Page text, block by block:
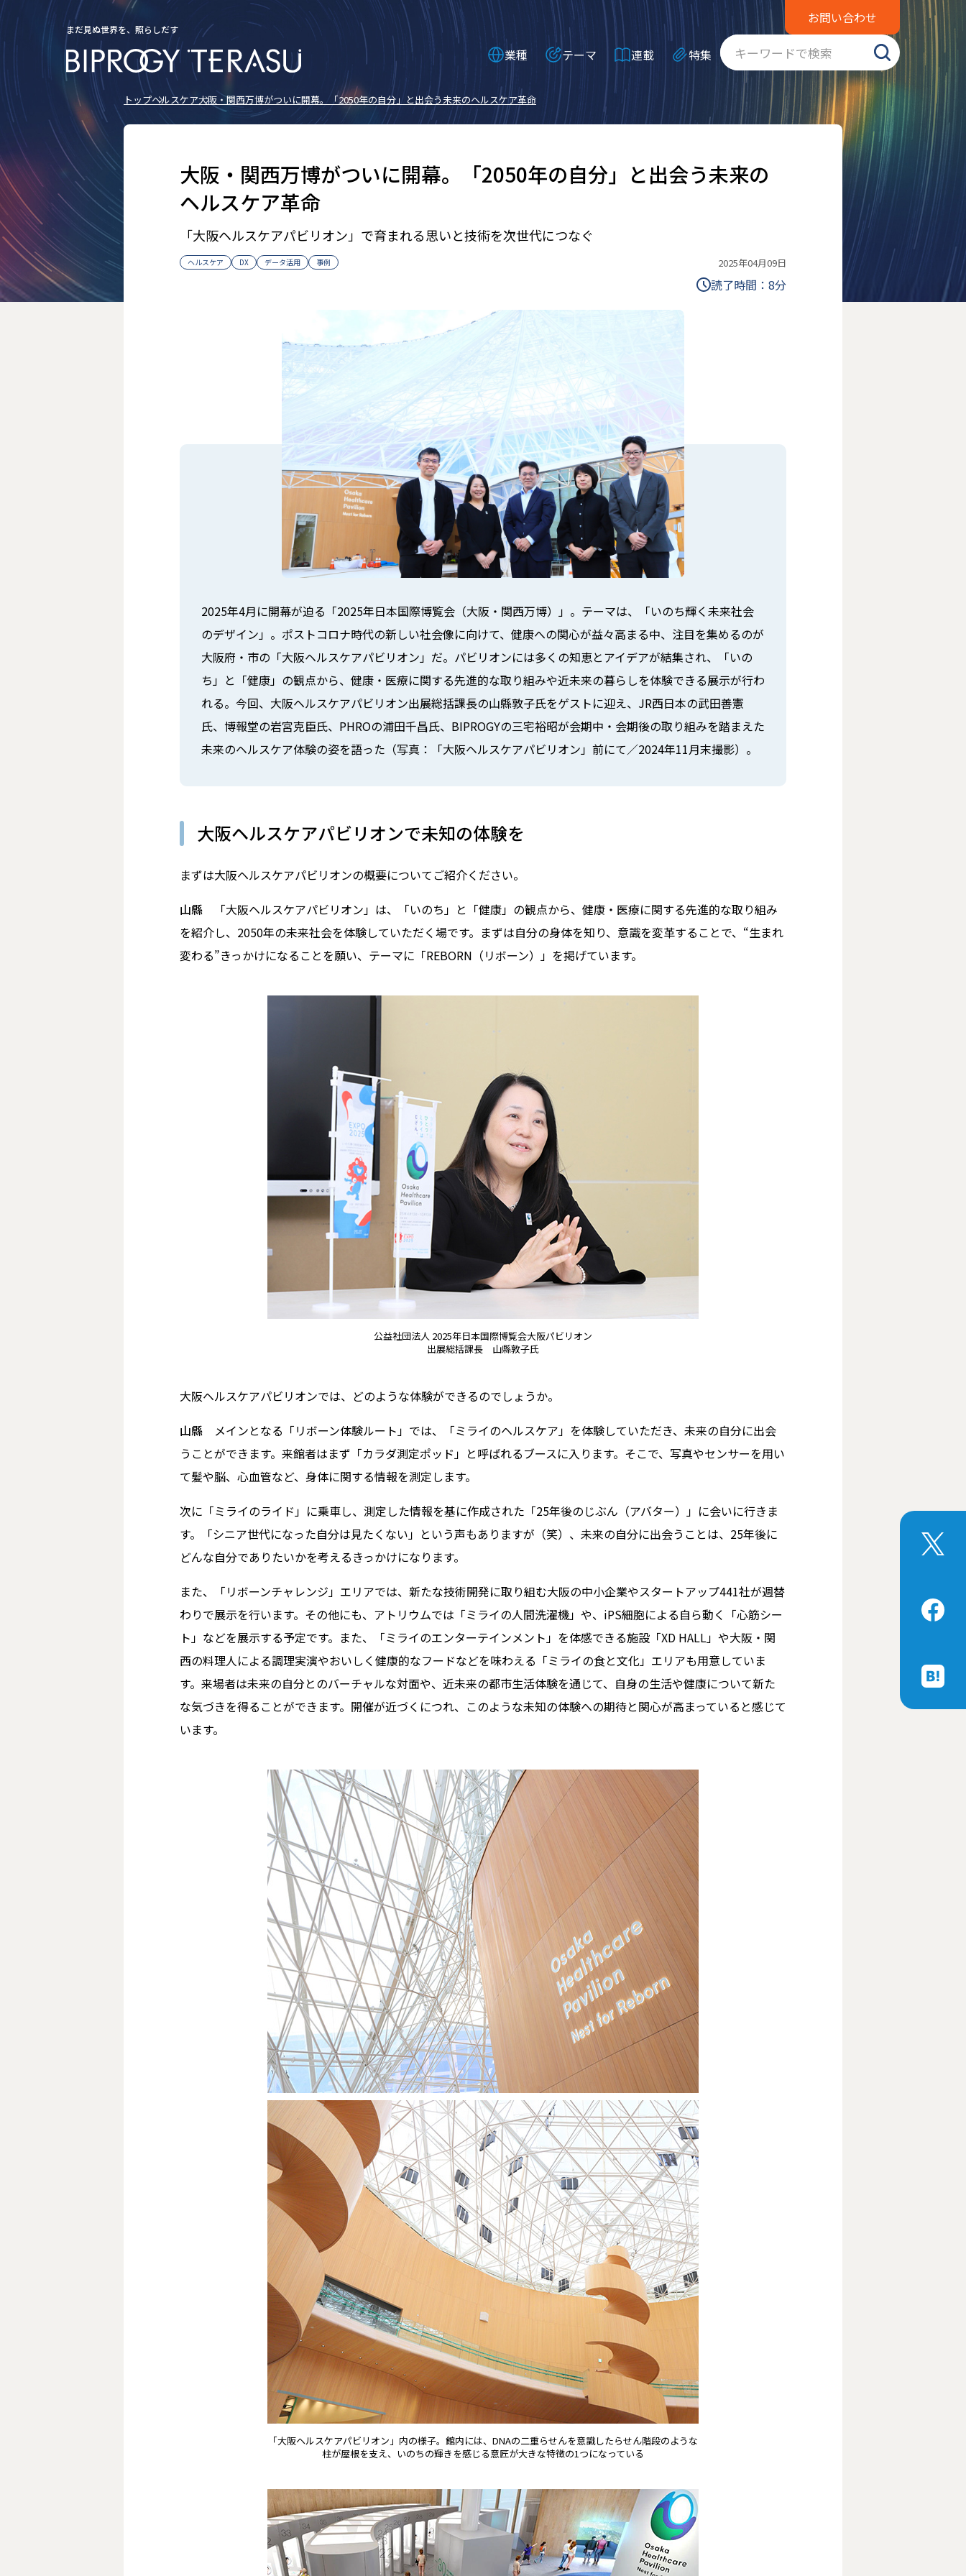
まだ見ぬ世界を、照らしだす
業種 テーマ 連載 特集
お問い合わせ
トップヘルスケア大阪・関西万博がついに開幕。「2050年の自分」と出会う未来のヘルスケア革命
大阪・関西万博がついに開幕。「2050年の自分」と出会う未来の
ヘルスケア革命
「大阪ヘルスケアパビリオン」で育まれる思いと技術を次世代につなぐ
ヘルスケア DX データ活用 事例 2025年04月09日
読了時間： 8分
2025年4月に開幕が迫る「2025年日本国際博覧会（大阪・関西万博）」。テーマは、「いのち輝く未来社会
のデザイン」。ポストコロナ時代の新しい社会像に向けて、健康への関心が益々高まる中、注目を集めるのが
大阪府・市の「大阪ヘルスケアパビリオン」だ。パビリオンには多くの知恵とアイデアが結集され、「いの
ち」と「健康」の観点から、健康・医療に関する先進的な取り組みや近未来の暮らしを体験できる展示が行わ
れる。今回、大阪ヘルスケアパビリオン出展総括課長の山縣敦子氏をゲストに迎え、JR西日本の武田善憲
氏、博報堂の岩宮克臣氏、PHROの浦田千昌氏、BIPROGYの三宅裕昭が会期中・会期後の取り組みを踏まえた
未来のヘルスケア体験の姿を語った（写真：「大阪ヘルスケアパビリオン」前にて／2024年11月末撮影）。
大阪ヘルスケアパビリオンで未知の体験を
――まずは大阪ヘルスケアパビリオンの概要についてご紹介ください。
山縣
「大阪ヘルスケアパビリオン」は、「いのち」と「健康」の観点から、健康・医療に関する先進的な取り組み
を紹介し、2050年の未来社会を体験していただく場です。まずは自分の身体を知り、意識を変革することで、“生まれ
変わる”きっかけになることを願い、テーマに「REBORN（リボーン）」を掲げています。
公益社団法人 2025年日本国際博覧会大阪パビリオン
出展総括課長 山縣敦子氏
――大阪ヘルスケアパビリオンでは、どのような体験ができるのでしょうか。
山縣
メインとなる「リボーン体験ルート」では、「ミライのヘルスケア」を体験していただき、未来の自分に出会
うことができます。来館者はまず「カラダ測定ポッド」と呼ばれるブースに入ります。そこで、写真やセンサーを用い
て髪や脳、心血管など、身体に関する情報を測定します。
次に「ミライのライド」に乗車し、測定した情報を基に作成された「25年後のじぶん（アバター）」に会いに行きま
す。「シニア世代になった自分は見たくない」という声もありますが（笑）、未来の自分に出会うことは、25年後に
どんな自分でありたいかを考えるきっかけになります。
また、「リボーンチャレンジ」エリアでは、新たな技術開発に取り組む大阪の中小企業やスタートアップ441社が週替
わりで展示を行います。その他にも、アトリウムでは「ミライの人間洗濯機」や、iPS細胞による自ら動く「心筋シー
ト」などを展示する予定です。また、「ミライのエンターテインメント」を体感できる施設「XD HALL」や大阪・関
西の料理人による調理実演やおいしく健康的なフードなどを味わえる「ミライの食と文化」エリアも用意していま
す。来場者は未来の自分とのバーチャルな対面や、近未来の都市生活体験を通じて、自身の生活や健康について新た
な気づきを得ることができます。開催が近づくにつれ、このような未知の体験への期待と関心が高まっていると感じて
います。
「大阪ヘルスケアパビリオン」内の様子。館内には、DNAの二重らせんを意識したらせん階段のような
柱が屋根を支え、いのちの輝きを感じる意匠が大きな特徴の1つになっている